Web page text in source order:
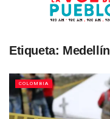
Etiqueta: Medellín
COLOMBIA